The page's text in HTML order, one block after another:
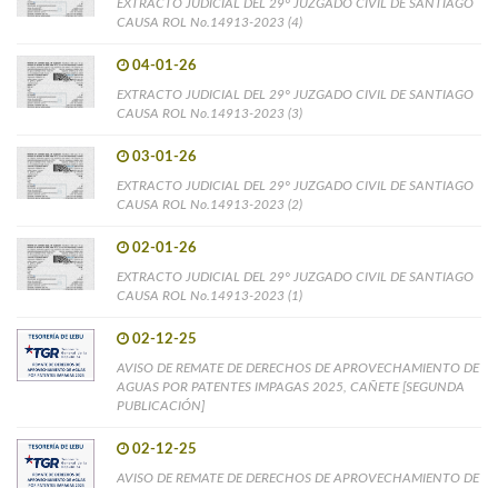
EXTRACTO JUDICIAL DEL 29° JUZGADO CIVIL DE SANTIAGO
CAUSA ROL No.14913-2023 (4)
04-01-26
EXTRACTO JUDICIAL DEL 29° JUZGADO CIVIL DE SANTIAGO
CAUSA ROL No.14913-2023 (3)
03-01-26
EXTRACTO JUDICIAL DEL 29° JUZGADO CIVIL DE SANTIAGO
CAUSA ROL No.14913-2023 (2)
02-01-26
EXTRACTO JUDICIAL DEL 29° JUZGADO CIVIL DE SANTIAGO
CAUSA ROL No.14913-2023 (1)
02-12-25
AVISO DE REMATE DE DERECHOS DE APROVECHAMIENTO DE
AGUAS POR PATENTES IMPAGAS 2025, CAÑETE [SEGUNDA
PUBLICACIÓN]
02-12-25
AVISO DE REMATE DE DERECHOS DE APROVECHAMIENTO DE